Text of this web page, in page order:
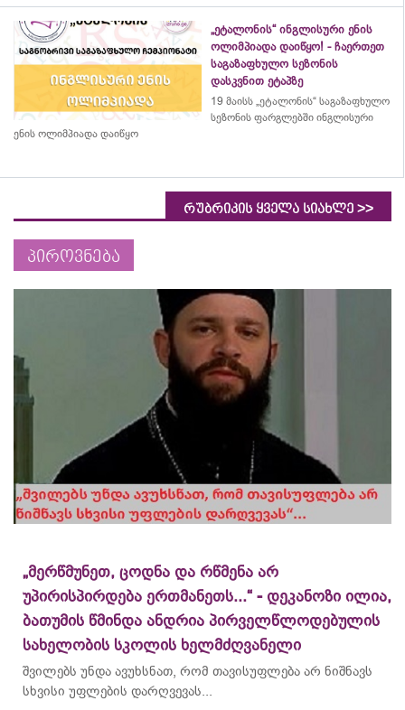
„ეტალონის“ ინგლისური ენის
ოლიმპიადა დაიწყო! - ჩაერთეთ
საგაზაფხულო სეზონის
დასკვნით ეტაპზე
19 მაისს „ეტალონის“ საგაზაფხულო
სეზონის ფარგლებში ინგლისური
ენის ოლიმპიადა დაიწყო
რუბრიკის ყველა სიახლე >>
პიროვნება
„მერწმუნეთ, ცოდნა და რწმენა არ
უპირისპირდება ერთმანეთს...“ - დეკანოზი ილია,
ბათუმის წმინდა ანდრია პირველწლოდებულის
სახელობის სკოლის ხელმძღვანელი
შვილებს უნდა ავუხსნათ, რომ თავისუფლება არ ნიშნავს
სხვისი უფლების დარღვევას...